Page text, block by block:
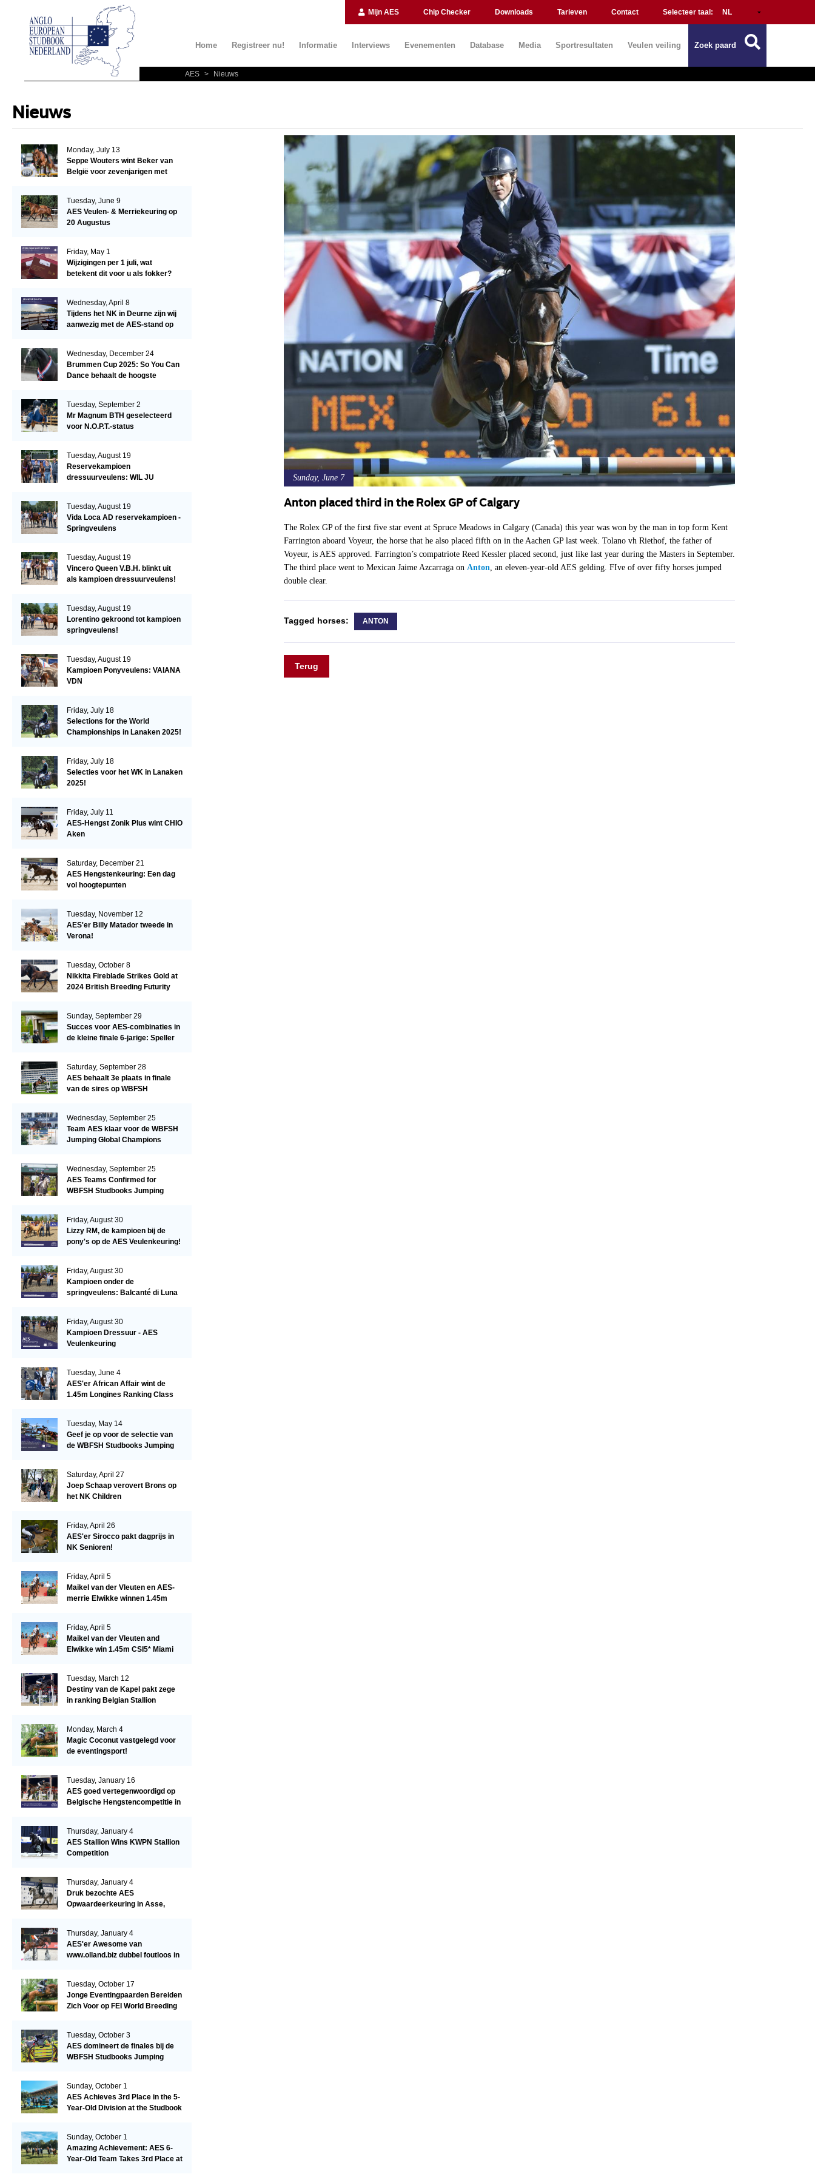
Mijn AES Chip Checker Downloads Tarieven Contact Selecteer taal:
Home Registreer nu! Informatie Interviews Evenementen Database Media Sportresultaten Veulen veiling Zoek paard
AES > Nieuws
Nieuws
Sunday, June 7
Anton placed third in the Rolex GP of Calgary
The Rolex GP of the first five star event at Spruce Meadows in Calgary (Canada) this year was won by the man in top form Kent
Farrington aboard Voyeur, the horse that he also placed fifth on in the Aachen GP last week. Tolano vh Riethof, the father of
Voyeur, is AES approved. Farrington’s compatriote Reed Kessler placed second, just like last year during the Masters in September.
The third place went to Mexican Jaime Azcarraga on Anton , an eleven-year-old AES gelding. FIve of over fifty horses jumped
double clear.
Tagged horses: ANTON
Terug
Monday, July 13
Seppe Wouters wint Beker van
België voor zevenjarigen met
Tuesday, June 9
AES Veulen- & Merriekeuring op
20 Augustus
Friday, May 1
Wijzigingen per 1 juli, wat
betekent dit voor u als fokker?
Wednesday, April 8
Tijdens het NK in Deurne zijn wij
aanwezig met de AES-stand op
Wednesday, December 24
Brummen Cup 2025: So You Can
Dance behaalt de hoogste
Tuesday, September 2
Mr Magnum BTH geselecteerd
voor N.O.P.T.-status
Tuesday, August 19
Reservekampioen
dressuurveulens: WIL JU
Tuesday, August 19
Vida Loca AD reservekampioen -
Springveulens
Tuesday, August 19
Vincero Queen V.B.H. blinkt uit
als kampioen dressuurveulens!
Tuesday, August 19
Lorentino gekroond tot kampioen
springveulens!
Tuesday, August 19
Kampioen Ponyveulens: VAIANA
VDN
Friday, July 18
Selections for the World
Championships in Lanaken 2025!
Friday, July 18
Selecties voor het WK in Lanaken
2025!
Friday, July 11
AES-Hengst Zonik Plus wint CHIO
Aken
Saturday, December 21
AES Hengstenkeuring: Een dag
vol hoogtepunten
Tuesday, November 12
AES'er Billy Matador tweede in
Verona!
Tuesday, October 8
Nikkita Fireblade Strikes Gold at
2024 British Breeding Futurity
Sunday, September 29
Succes voor AES-combinaties in
de kleine finale 6-jarige: Speller
Saturday, September 28
AES behaalt 3e plaats in finale
van de sires op WBFSH
Wednesday, September 25
Team AES klaar voor de WBFSH
Jumping Global Champions
Wednesday, September 25
AES Teams Confirmed for
WBFSH Studbooks Jumping
Friday, August 30
Lizzy RM, de kampioen bij de
pony's op de AES Veulenkeuring!
Friday, August 30
Kampioen onder de
springveulens: Balcanté di Luna
Friday, August 30
Kampioen Dressuur - AES
Veulenkeuring
Tuesday, June 4
AES'er African Affair wint de
1.45m Longines Ranking Class
Tuesday, May 14
Geef je op voor de selectie van
de WBFSH Studbooks Jumping
Saturday, April 27
Joep Schaap verovert Brons op
het NK Children
Friday, April 26
AES'er Sirocco pakt dagprijs in
NK Senioren!
Friday, April 5
Maikel van der Vleuten en AES-
merrie Elwikke winnen 1.45m
Friday, April 5
Maikel van der Vleuten and
Elwikke win 1.45m CSI5* Miami
Tuesday, March 12
Destiny van de Kapel pakt zege
in ranking Belgian Stallion
Monday, March 4
Magic Coconut vastgelegd voor
de eventingsport!
Tuesday, January 16
AES goed vertegenwoordigd op
Belgische Hengstencompetitie in
Thursday, January 4
AES Stallion Wins KWPN Stallion
Competition
Thursday, January 4
Druk bezochte AES
Opwaardeerkeuring in Asse,
Thursday, January 4
AES'er Awesome van
www.olland.biz dubbel foutloos in
Tuesday, October 17
Jonge Eventingpaarden Bereiden
Zich Voor op FEI World Breeding
Tuesday, October 3
AES domineert de finales bij de
WBFSH Studbooks Jumping
Sunday, October 1
AES Achieves 3rd Place in the 5-
Year-Old Division at the Studbook
Sunday, October 1
Amazing Achievement: AES 6-
Year-Old Team Takes 3rd Place at